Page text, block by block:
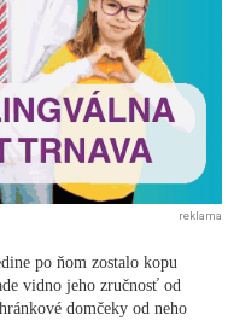
reklama
po ňom zostalo kopu
vidno jeho zručnosť od
domčeky od neho